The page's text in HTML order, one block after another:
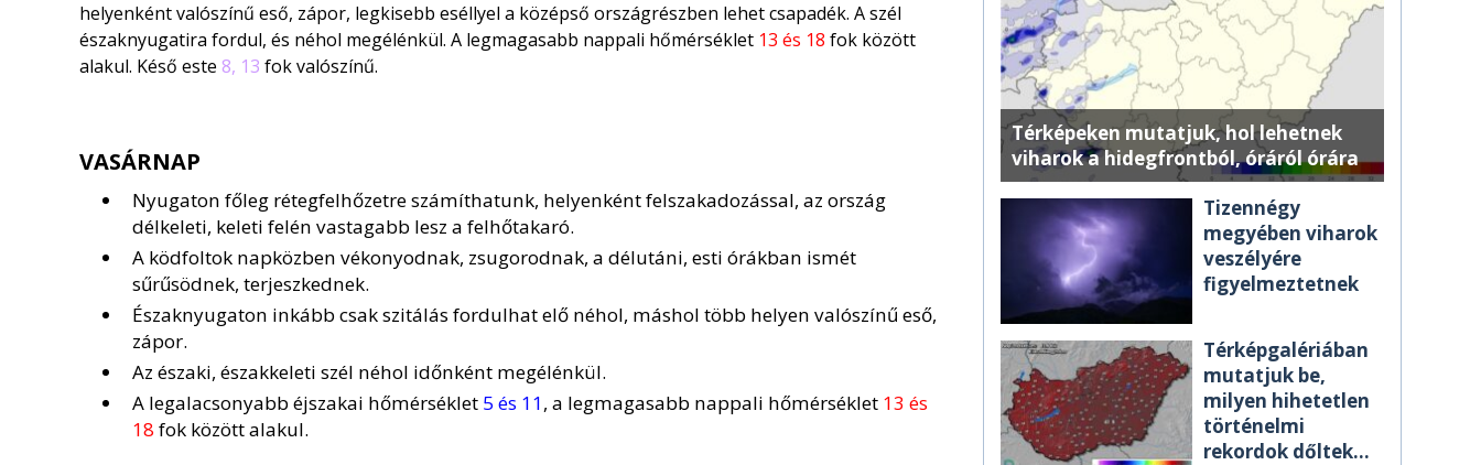
helyenként valószínű eső, zápor, legkisebb eséllyel a középső országrészben lehet csapadék. A szél
északnyugatira fordul, és néhol megélénkül. A legmagasabb nappali hőmérséklet 13 és 18 fok között
alakul. Késő este 8, 13 fok valószínű.
VASÁRNAP
Nyugaton főleg rétegfelhőzetre számíthatunk, helyenként felszakadozással, az ország
délkeleti, keleti felén vastagabb lesz a felhőtakaró.
A ködfoltok napközben vékonyodnak, zsugorodnak, a délutáni, esti órákban ismét
sűrűsödnek, terjeszkednek.
Északnyugaton inkább csak szitálás fordulhat elő néhol, máshol több helyen valószínű eső,
zápor.
Az északi, északkeleti szél néhol időnként megélénkül.
A legalacsonyabb éjszakai hőmérséklet 5 és 11, a legmagasabb nappali hőmérséklet 13 és
18 fok között alakul.
Térképeken mutatjuk, hol lehetnek
viharok a hidegfrontból, óráról órára
Tizennégy
megyében viharok
veszélyére
figyelmeztetnek
Térképgalériában
mutatjuk be,
milyen hihetetlen
történelmi
rekordok dőltek